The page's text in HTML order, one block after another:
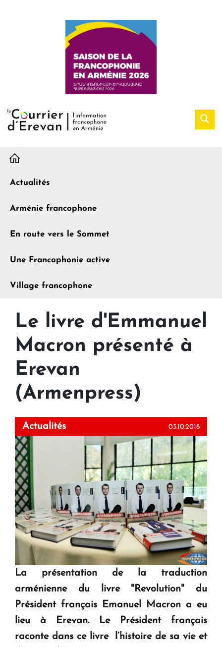
H
Actualités
Arménie francophone
En route vers le Sommet
Une Francophonie active
Village francophone
Le livre d'Emmanuel
Macron présenté à
Erevan
(Armenpress)
Actualités 03.10.2018
La présentation de la traduction
arménienne du livre "Revolution" du
Président français Emanuel Macron a eu
lieu à Erevan. Le Président français
raconte dans ce livre l’histoire de sa vie et